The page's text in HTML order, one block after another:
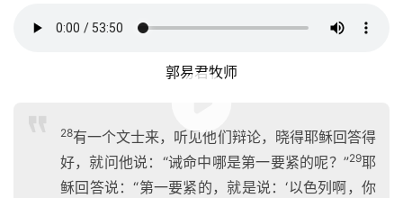
郭易君牧师
28有一个文士来，听见他们辩论，晓得耶稣回答得
好，就问他说：“诫命中哪是第一要紧的呢？”29耶
稣回答说：“第一要紧的，就是说：‘以色列啊，你